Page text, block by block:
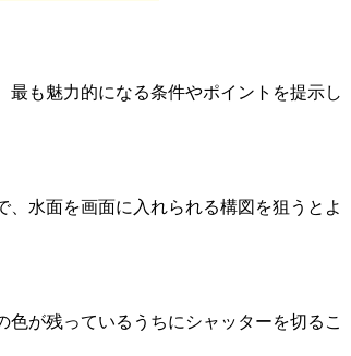
も魅力的になる条件やポイントを提示し
水面を画面に入れられる構図を狙うとよ
が残っているうちにシャッターを切るこ